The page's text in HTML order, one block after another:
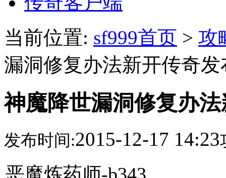
当前位置: sf999首页 > 攻
漏洞修复办法新开传奇发
神魔降世漏洞修复办
发布时间:2015-12-17 14:23